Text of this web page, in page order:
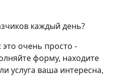
каждый день?
это очень просто -
форму, находите
услуга ваша интересна,